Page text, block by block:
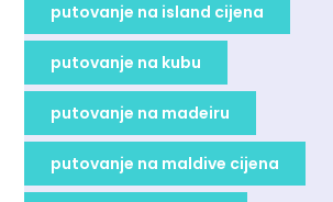
putovanje na island cijena
putovanje na kubu
putovanje na madeiru
putovanje na maldive cijena